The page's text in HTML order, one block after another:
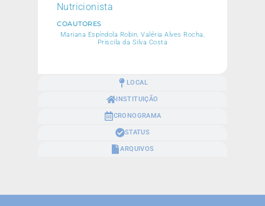
LOCAL
INSTITUIÇÃO
CRONOGRAMA
STATUS
ARQUIVOS
Nutricionista
COAUTORES
Mariana Espíndola Robin, Valéria Alves Rocha,
Priscila da Silva Costa